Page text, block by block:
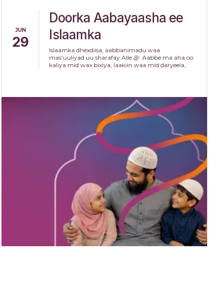
JUN
29
Doorka Aabayaasha ee
Islaamka
Islaamka dhexdiisa, aabbanimadu waa
mas'uuliyad uu sharafay Alle ﷻ. Aabbe ma aha oo
kaliya mid wax bixiya, laakiin waa mid daryeela,